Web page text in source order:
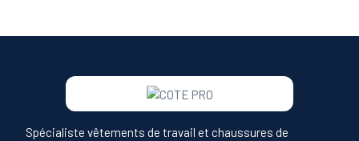
Spécialiste vêtements de travail et chaussures de